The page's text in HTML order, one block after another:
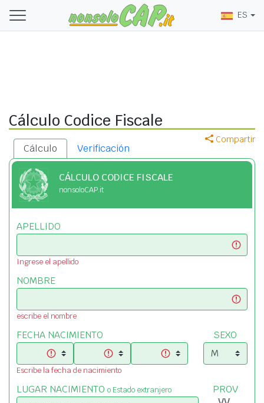
ES
Cálculo Codice Fiscale
Compartir
Cálculo Verificación
CÁLCULO CODICE FISCALE
nonsoloCAP.it
APELLIDO
Ingrese el apellido
NOMBRE
escribe el nombre
FECHA NACIMIENTO
Escribe la fecha de nacimiento
SEXO
LUGAR NACIMIENTO o Estado extranjero PROV